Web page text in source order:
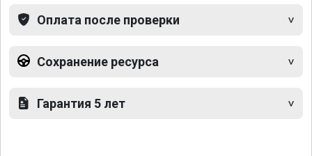
Оплата после проверки
Сохранение ресурса
Гарантия 5 лет